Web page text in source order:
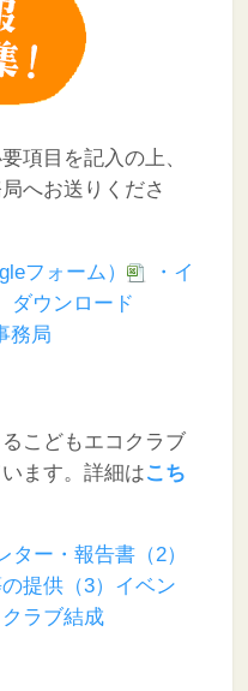
項目を記入の上、
へお送りくださ
フォーム）
・イ
ウンロード
務局
こどもエコクラブ
ます。 詳細はこち
ター・報告書（2）
提供（3）イベン
クラブ結成